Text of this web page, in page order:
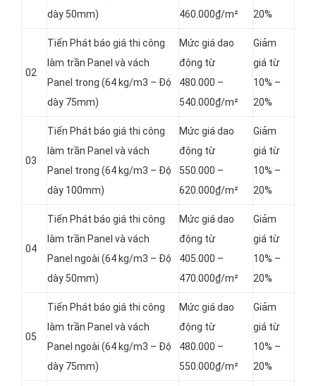
dày 50mm)
460.000₫/m²
20%
02
Tiến Phát báo giá thi công
làm trần Panel và vách
Panel trong (64 kg/m3 – Độ
dày 75mm)
Mức giá dao
động từ
480.000 –
540.000₫/m²
Giảm
giá từ
10% –
20%
03
Tiến Phát báo giá thi công
làm trần Panel và vách
Panel trong (64 kg/m3 – Độ
dày 100mm)
Mức giá dao
động từ
550.000 –
620.000₫/m²
Giảm
giá từ
10% –
20%
04
Tiến Phát báo giá thi công
làm trần Panel và vách
Panel ngoài (64 kg/m3 – Độ
dày 50mm)
Mức giá dao
động từ
405.000 –
470.000₫/m²
Giảm
giá từ
10% –
20%
05
Tiến Phát báo giá thi công
làm trần Panel và vách
Panel ngoài (64 kg/m3 – Độ
dày 75mm)
Mức giá dao
động từ
480.000 –
550.000₫/m²
Giảm
giá từ
10% –
20%